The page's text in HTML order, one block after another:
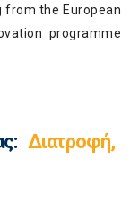
from the European
programme
Διατροφή,